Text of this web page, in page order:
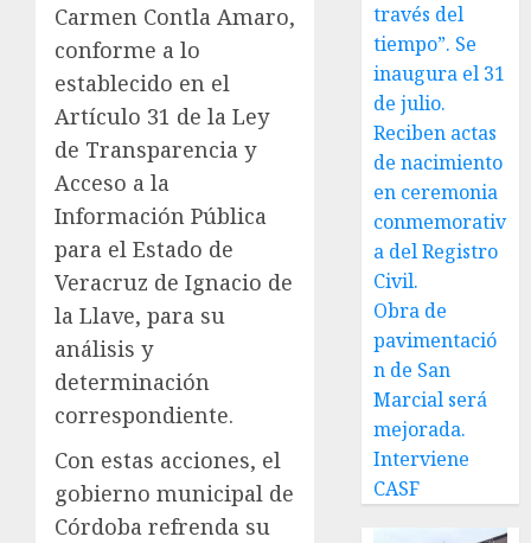
Carmen Contla Amaro,
conforme a lo
establecido en el
Artículo 31 de la Ley
de Transparencia y
Acceso a la
Información Pública
para el Estado de
Veracruz de Ignacio de
la Llave, para su
análisis y
determinación
correspondiente.
Con estas acciones, el
gobierno municipal de
Córdoba refrenda su
través del
tiempo”. Se
inaugura el 31
de julio.
Reciben actas
de nacimiento
en ceremonia
conmemorativ
a del Registro
Civil.
Obra de
pavimentació
n de San
Marcial será
mejorada.
Interviene
CASF